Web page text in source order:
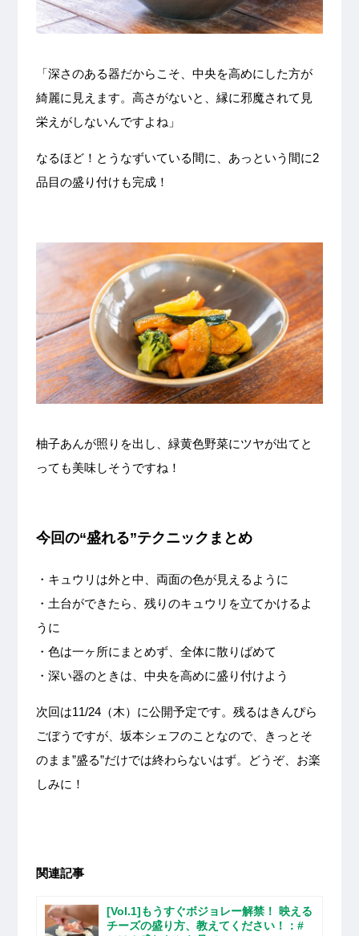
「深さのある器だからこそ、中央を高めにした方が
綺麗に見えます。高さがないと、縁に邪魔されて見
栄えがしないんですよね」
なるほど！とうなずいている間に、あっという間に2
品目の盛り付けも完成！
柚子あんが照りを出し、緑黄色野菜にツヤが出てと
っても美味しそうですね！
今回の“盛れる”テクニックまとめ
・キュウリは外と中、両面の色が見えるように
・土台ができたら、残りのキュウリを立てかけるよ
うに
・色は一ヶ所にまとめず、全体に散りばめて
・深い器のときは、中央を高めに盛り付けよう
次回は11/24（木）に公開予定です。残るはきんぴら
ごぼうですが、坂本シェフのことなので、きっとそ
のまま”盛る”だけでは終わらないはず。どうぞ、お楽
しみに！
関連記事
[Vol.1]もうすぐボジョレー解禁！ 映える
チーズの盛り方、教えてください！：#